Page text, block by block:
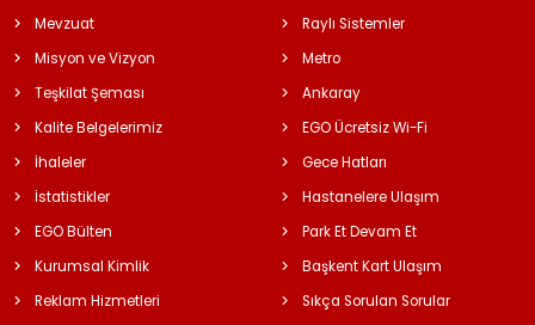
Mevzuat
Misyon ve Vizyon
Teşkilat Şeması
Kalite Belgelerimiz
İhaleler
İstatistikler
EGO Bülten
Kurumsal Kimlik
Reklam Hizmetleri
Raylı Sistemler
Metro
Ankaray
EGO Ücretsiz Wi-Fi
Gece Hatları
Hastanelere Ulaşım
Park Et Devam Et
Başkent Kart Ulaşım
Sıkça Sorulan Sorular